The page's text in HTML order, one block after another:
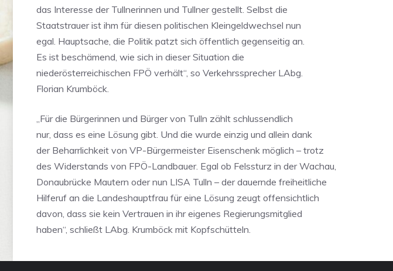
das Interesse der Tullnerinnen und Tullner gestellt. Selbst die
Staatstrauer ist ihm für diesen politischen Kleingeldwechsel nun
egal. Hauptsache, die Politik patzt sich öffentlich gegenseitig an.
Es ist beschämend, wie sich in dieser Situation die
niederösterreichischen FPÖ verhält“, so Verkehrssprecher LAbg.
Florian Krumböck.
„Für die Bürgerinnen und Bürger von Tulln zählt schlussendlich
nur, dass es eine Lösung gibt. Und die wurde einzig und allein dank
der Beharrlichkeit von VP-Bürgermeister Eisenschenk möglich – trotz
des Widerstands von FPÖ-Landbauer. Egal ob Felssturz in der Wachau,
Donaubrücke Mautern oder nun LISA Tulln – der dauernde freiheitliche
Hilferuf an die Landeshauptfrau für eine Lösung zeugt offensichtlich
davon, dass sie kein Vertrauen in ihr eigenes Regierungsmitglied
haben“, schließt LAbg. Krumböck mit Kopfschütteln.